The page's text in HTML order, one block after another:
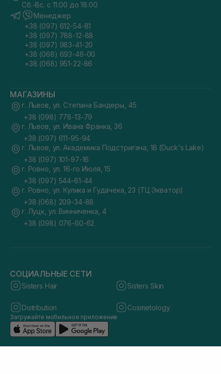
Сб.-Вс. с 11:00 до 18:00
Менеджер
+38 (097) 612-54-81
+38 (097) 788-12-88
+38 (097) 983-41-20
+38 (068) 693-46-00
+38 (068) 951-22-86
МАГАЗИНЫ
г. Львов, ул. Степана Бандеры, 45
+38 (098) 778-13-79
г. Львов, ул. Ивана Франка, 36
+38 (097) 611-95-94
г. Львов, ул. Академика Подстригача, 1В (Duck's Lake)
+38 (097) 101-97-16
г. Ровно, ул. 16-го Июля, 15
+38 (097) 544-61-44
г. Ровно, ул. Кулика и Гудачека, 23 (ТЦ Экватор)
+38 (068) 209-34-88
г. Луцк, ул. Винниченка, 4
+38 (098) 076-60-62
СОЦИАЛЬНЫЕ СЕТИ
Sisters Hair Sisters Skin
Distribution Cosmetology
Загружайте мобильное приложение